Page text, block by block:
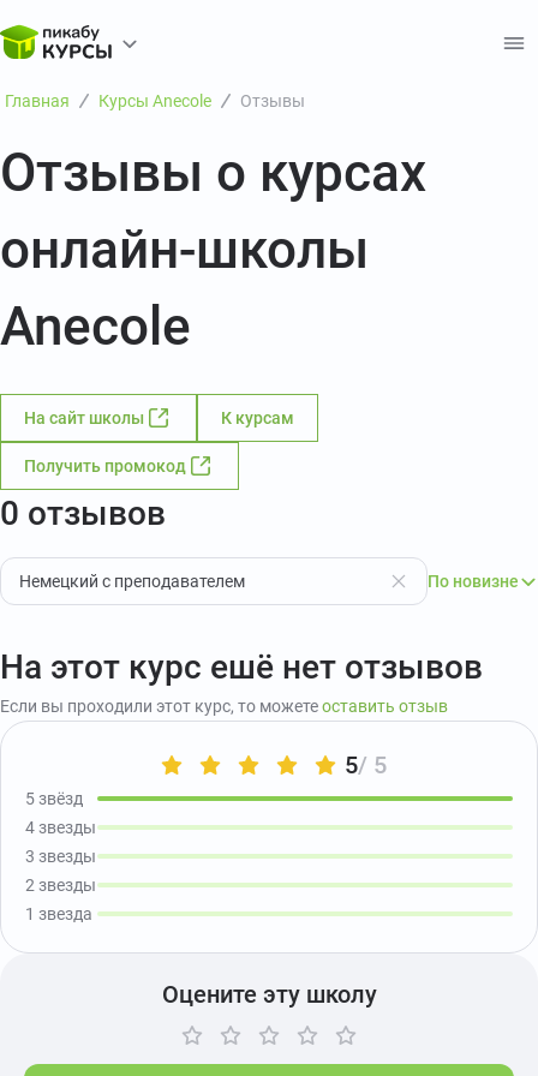
Главная Курсы Anecole Отзывы
Отзывы о курсах
онлайн-школы
Anecole
На сайт школы К курсам
Получить промокод
0 отзывов
Немецкий с преподавателем По новизне
На этот курс ешё нет отзывов
Если вы проходили этот курс, то можетеоставить отзыв
5/ 5
5 звёзд
4 звезды
3 звезды
2 звезды
1 звезда
Оцените эту школу